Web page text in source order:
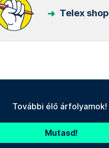
Telex shop
További élő árfolyamok!
Mutasd!